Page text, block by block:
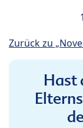
Zurück zu
Hast